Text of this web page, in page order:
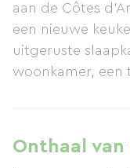
aan de Côtes
een nieuwe
uitgeruste
woonkamer, een
een grote
met twee
Onthaal van